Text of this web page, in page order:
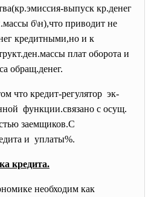
эмиссия-выпуск кр.денег
б\н),что приводит не
кредитными,но и к
плат оборота и
обращ.денег.
что кредит-регулятор эк-
функции.связано с осущ.
заемщиков.С
и уплаты%.
кредита.
необходим как